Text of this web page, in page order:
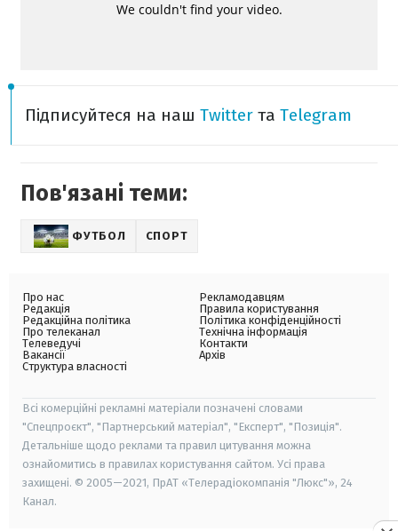
Підписуйтеся на наш Twitter та Telegram
Пов'язані теми:
ФУТБОЛ СПОРТ
Про нас
Редакція
Редакційна політика
Про телеканал
Телеведучі
Вакансії
Структура власності
Рекламодавцям
Правила користування
Політика конфіденційності
Технічна інформація
Контакти
Архів
Всі комерційні рекламні матеріали позначені словами
"Спецпроєкт", "Партнерський матеріал", "Експерт", "Позиція".
Детальніше щодо реклами та правил цитування можна
ознайомитись в правилах користування сайтом. Усі права
захищені. © 2005—2021, ПрАТ «Телерадіокомпанія "Люкс"», 24
Канал.